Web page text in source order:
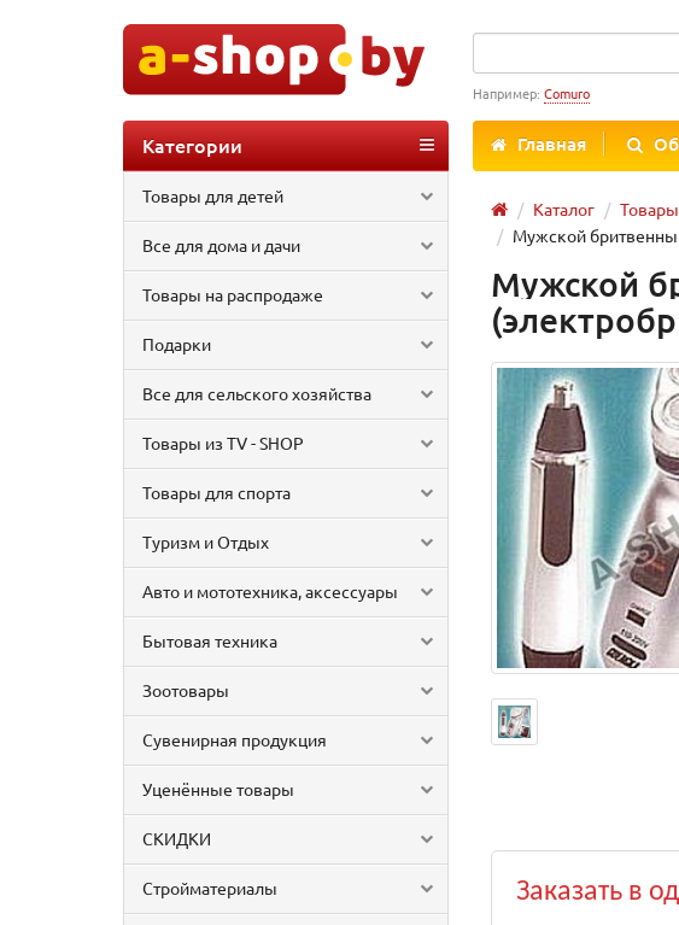
Например: Comuro
Главная
Категории
Товары для детей
Все для дома и дачи
Товары на распродаже
Подарки
Все для сельского хозяйства
Товары из TV - SHOP
Товары для спорта
Туризм и Отдых
Авто и мототехника, аксессуары
Бытовая техника
Зоотовары
Сувенирная продукция
Уценённые товары
СКИДКИ
Стройматериалы
Каталог Товары
Мужской
Мужской
Заказать в